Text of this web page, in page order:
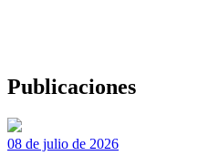
Publicaciones
08 de julio de 2026